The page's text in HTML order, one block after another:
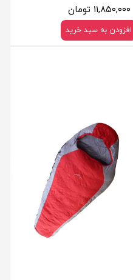
۱۱,۸۵۰,۰۰۰ تومان
افزودن به سبد خرید